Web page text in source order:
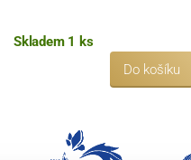
Skladem 1 ks
Do košíku